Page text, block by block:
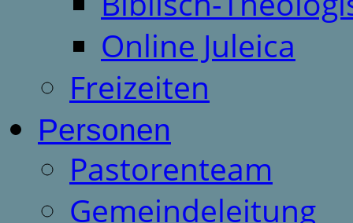
Online Juleica
Freizeiten
Personen
Pastorenteam
Gemeindeleitung